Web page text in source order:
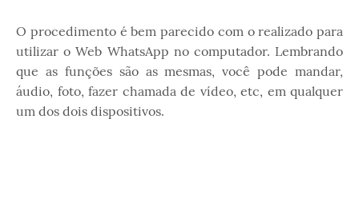
O procedimento é bem parecido com o realizado para
utilizar o Web WhatsApp no computador. Lembrando
que as funções são as mesmas, você pode mandar,
áudio, foto, fazer chamada de vídeo, etc, em qualquer
um dos dois dispositivos.